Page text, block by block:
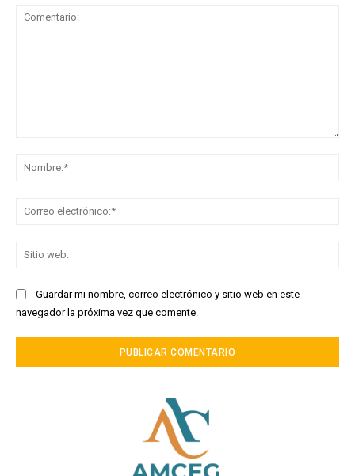
Guardar mi nombre, correo electrónico y sitio web en este
navegador la próxima vez que comente.